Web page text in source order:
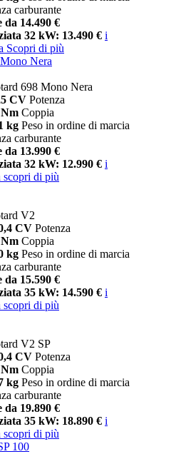
carburante
14.490 €
32 kW: 13.490 € i
Scopri di più
Nera
698 Mono Nera
CV Potenza
Coppia
kg Peso in ordine di marcia
carburante
13.990 €
32 kW: 12.990 € i
scopri di più
V2
CV Potenza
Coppia
kg Peso in ordine di marcia
carburante
15.590 €
35 kW: 14.590 € i
scopri di più
V2 SP
CV Potenza
Coppia
kg Peso in ordine di marcia
carburante
19.890 €
35 kW: 18.890 € i
scopri di più
100